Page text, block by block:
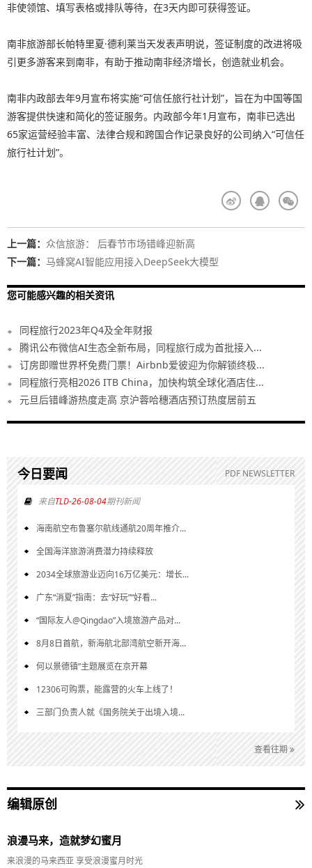
非使领馆、填写表格或排队等待，在3天内即可获得签证。
南非旅游部长帕特里夏·德利莱当天发表声明说，签证制度的改进将吸
引更多游客来到南非，有助于推动南非经济增长，创造就业机会。
南非内政部去年9月宣布将实施“可信任旅行社计划”，旨在为中国等国
游客提供快速和简化的签证服务。内政部今年1月宣布，南非已选出
65家运营经验丰富、法律合规和跨国合作记录良好的公司纳入“可信任
旅行社计划”。
上一篇： 众信旅游： 后春节市场错峰迎新高
下一篇： 马蜂窝AI智能应用接入DeepSeek大模型
您可能感兴趣的相关资讯
同程旅行2023年Q4及全年财报
腾讯公布微信AI生态全新布局，同程旅行成为首批接入...
订房即赠世界杯免费门票！Airbnb爱彼迎为你解锁终极...
同程旅行亮相2026 ITB China，加快构筑全球化酒店住...
元旦后错峰游热度走高 京沪蓉哈穗酒店预订热度居前五
今日要闻 PDF NEWSLETTER
来自TLD-26-08-04期刊新闻
海南航空布鲁塞尔航线通航20周年推介...
全国海洋旅游消费潜力持续释放
2034全球旅游业迈向16万亿美元：增长...
广东“消夏”指南：去“好玩”“好看...
“国际友人@Qingdao”入境旅游产品对...
8月8日首航，新海航北部湾航空新开海...
何以景德镇”主题展览在京开幕
12306可购票，能露营的火车上线了！
三部门负责人就《国务院关于出境入境...
查看往期
编辑原创
浪漫马来，造就梦幻蜜月
来浪漫的马来西亚 享受浪漫蜜月时光